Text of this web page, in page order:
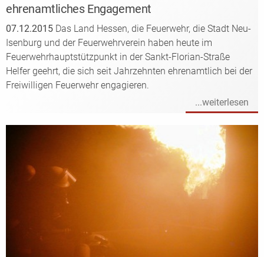
ehrenamtliches Engagement
07.12.2015 Das Land Hessen, die Feuerwehr, die Stadt Neu-
Isenburg und der Feuerwehrverein haben heute im
Feuerwehrhauptstützpunkt in der Sankt-Florian-Straße
Helfer geehrt, die sich seit Jahrzehnten ehrenamtlich bei der
Freiwilligen Feuerwehr engagieren.
...weiterlesen